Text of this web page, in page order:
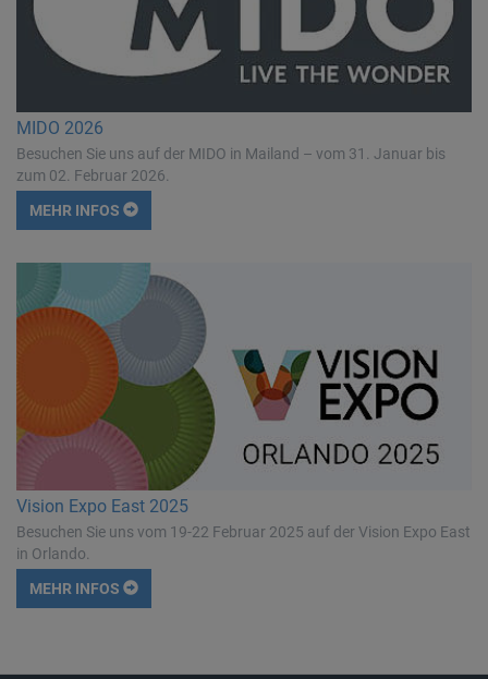
MIDO 2026
Besuchen Sie uns auf der MIDO in Mailand – vom 31. Januar bis
zum 02. Februar 2026.
MEHR INFOS
Vision Expo East 2025
Besuchen Sie uns vom 19-22 Februar 2025 auf der Vision Expo East
in Orlando.
MEHR INFOS